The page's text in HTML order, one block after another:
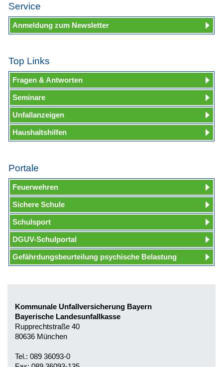
Service
Anmeldung zum Newsletter
Top Links
Fragen & Antworten
Seminare
Unfallanzeigen
Haushaltshilfen
Portale
Feuerwehren
Sichere Schule
Schulsport
DGUV-Schulportal
Gefährdungsbeurteilung psychische Belastung
Kommunale Unfallversicherung Bayern
Bayerische Landesunfallkasse
Rupprechtstraße 40
80636 München
Tel.: 089 36093-0